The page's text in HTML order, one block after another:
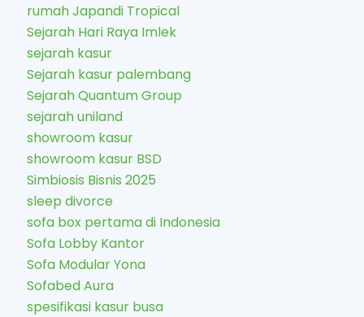
rumah Japandi Tropical
Sejarah Hari Raya Imlek
sejarah kasur
Sejarah kasur palembang
Sejarah Quantum Group
sejarah uniland
showroom kasur
showroom kasur BSD
Simbiosis Bisnis 2025
sleep divorce
sofa box pertama di Indonesia
Sofa Lobby Kantor
Sofa Modular Yona
Sofabed Aura
spesifikasi kasur busa